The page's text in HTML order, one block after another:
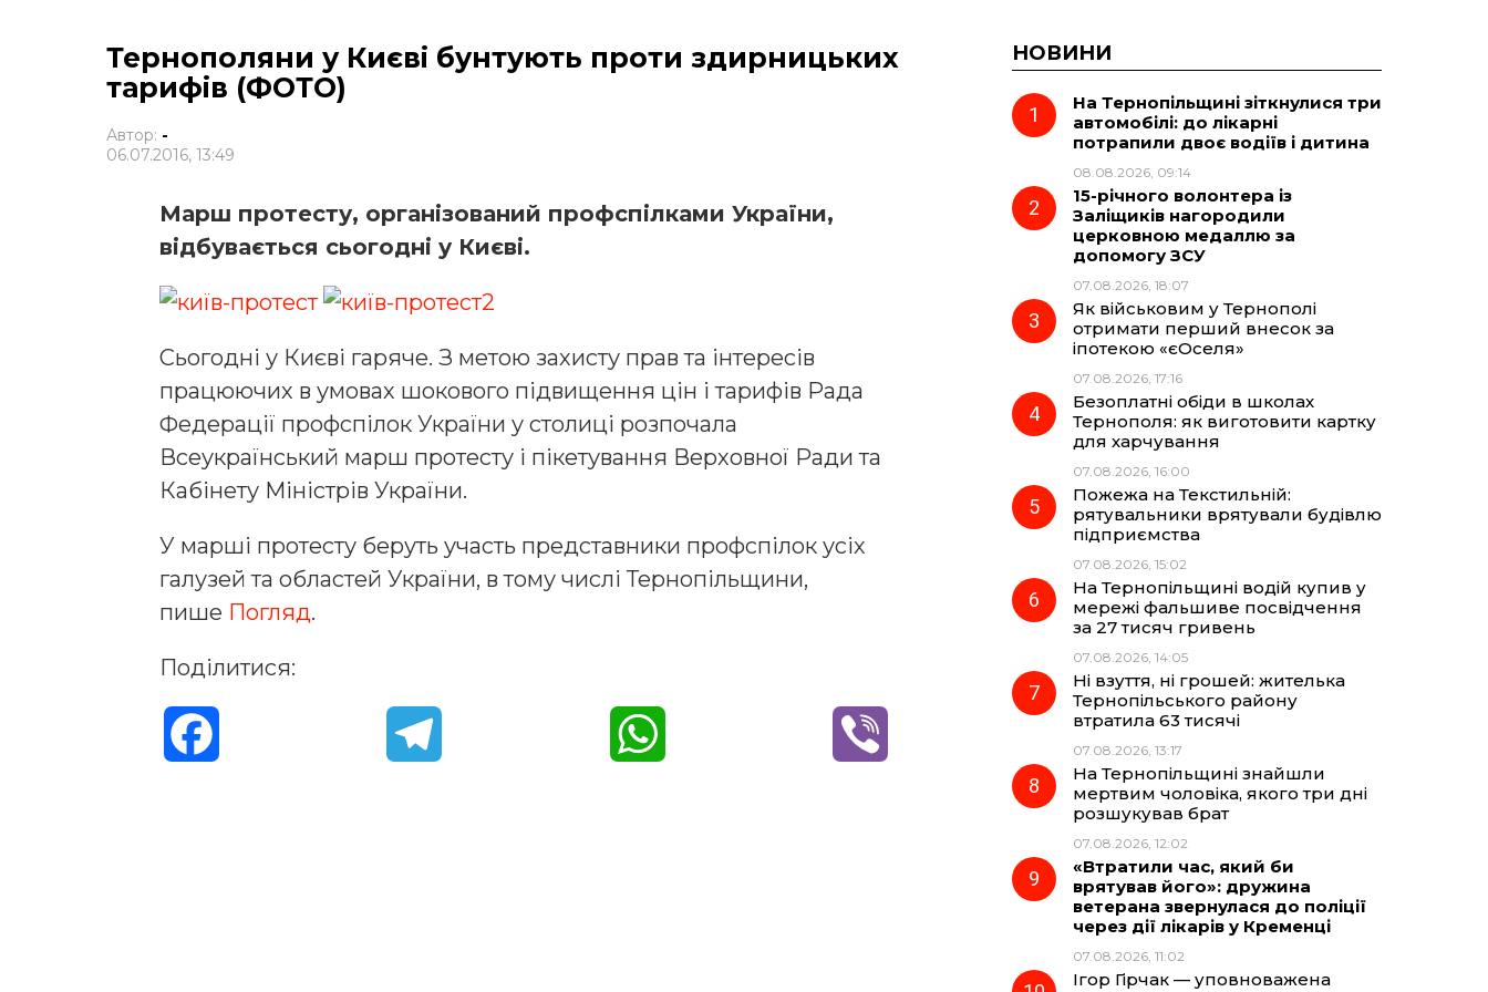
Тернополяни у Києві бунтують проти здирницьких
тарифів (ФОТО)
Автор: -
06.07.2016, 13:49
Марш протесту, організований профспілками України,
відбувається сьогодні у Києві.
Сьогодні у Києві гаряче. З метою захисту прав та інтересів
працюючих в умовах шокового підвищення цін і тарифів Рада
Федерації профспілок України у столиці розпочала
Всеукраїнський марш протесту і пікетування Верховної Ради та
Кабінету Міністрів України.
У марші протесту беруть участь представники профспілок усіх
галузей та областей України, в тому числі Тернопільщини,
пише Погляд.
Поділитися:
НОВИНИ
На Тернопільщині зіткнулися три
автомобілі: до лікарні
потрапили двоє водіїв і дитина
08.08.2026, 09:14
15-річного волонтера із
Заліщиків нагородили
церковною медаллю за
допомогу ЗСУ
07.08.2026, 18:07
Як військовим у Тернополі
отримати перший внесок за
іпотекою «єОселя»
07.08.2026, 17:16
Безоплатні обіди в школах
Тернополя: як виготовити картку
для харчування
07.08.2026, 16:00
Пожежа на Текстильній:
рятувальники врятували будівлю
підприємства
07.08.2026, 15:02
На Тернопільщині водій купив у
мережі фальшиве посвідчення
за 27 тисяч гривень
07.08.2026, 14:05
Ні взуття, ні грошей: жителька
Тернопільського району
втратила 63 тисячі
07.08.2026, 13:17
На Тернопільщині знайшли
мертвим чоловіка, якого три дні
розшукував брат
07.08.2026, 12:02
«Втратили час, який би
врятував його»: дружина
ветерана звернулася до поліції
через дії лікарів у Кременці
07.08.2026, 11:02
Ігор Гірчак — уповноважена